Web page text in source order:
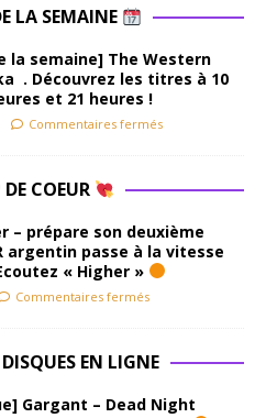
LA SEMAINE
la semaine] The Western
. Découvrez les titres à 10
et 21 heures !
Commentaires fermés
COEUR
– prépare son deuxième
argentin passe à la vitesse
« Higher »
Commentaires fermés
EN LIGNE
Gargant – Dead Night